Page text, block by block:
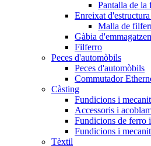
Pantalla de la
Enreixat
Malla de
Gàbia
Filferro
Peces d'automòbils
Peces d'automòbils
Commutador
Càsting
Fundicions i
Accessoris i
Fundicions de ferro
Fundicions i
Tèxtil